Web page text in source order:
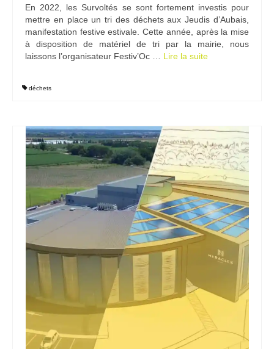
En 2022, les Survoltés se sont fortement investis pour
mettre en place un tri des déchets aux Jeudis d’Aubais,
manifestation festive estivale. Cette année, après la mise
à disposition de matériel de tri par la mairie, nous
laissons l’organisateur Festiv’Oc … Lire la suite­­
déchets